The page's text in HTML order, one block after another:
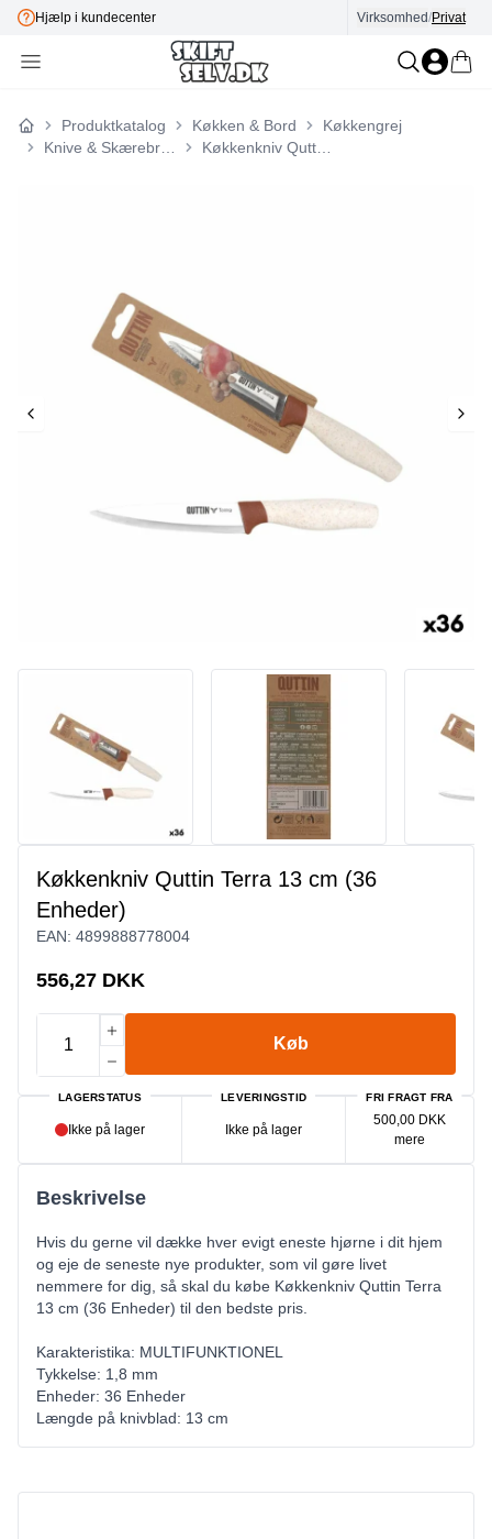
Hjælp i kundecenter E-mærket
Virksomhed/Privat
Forside
Produktkatalog Køkken & Bord
Køkkengrej
Køkkenkniv Quttin Terra 13 cm (36
Enheder)
EAN: 4899888778004
556,27 DKK
Køb
LAGERSTATUS
Ikke på lager
LEVERINGSTID
Ikke på lager
FRI FRAGT FRA
500,00 DKK
mere
Beskrivelse
Hvis du gerne vil dække hver evigt eneste hjørne i dit hjem
og eje de seneste nye produkter, som vil gøre livet
nemmere for dig, så skal du købe Køkkenkniv Quttin Terra
13 cm (36 Enheder) til den bedste pris.
Karakteristika: MULTIFUNKTIONEL
Tykkelse: 1,8 mm
Enheder: 36 Enheder
Længde på knivblad: 13 cm